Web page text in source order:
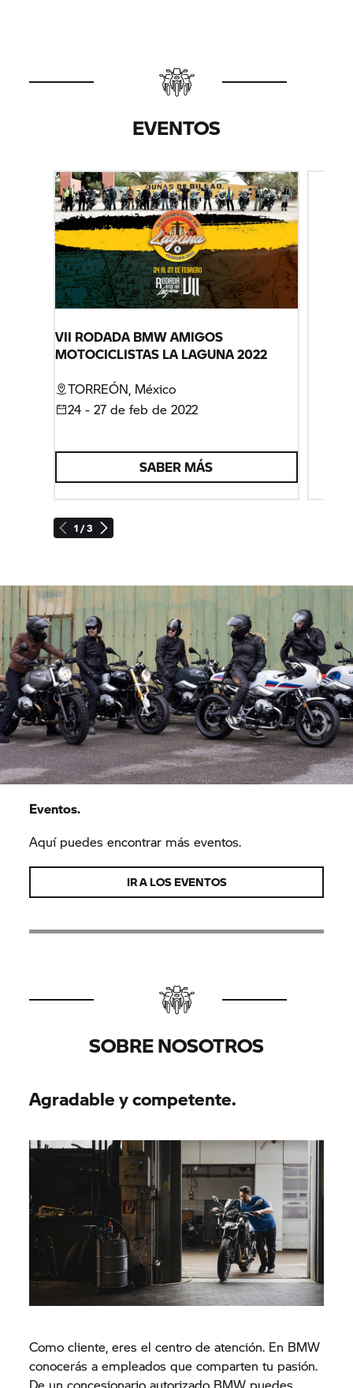
EVENTOS
1 / 3
VII RODADA BMW AMIGOS
MOTOCICLISTAS LA LAGUNA 2022
TORREÓN, México
24 - 27 de feb de 2022
SABER MÁS
Eventos.
Aquí puedes encontrar más eventos.
IR A LOS EVENTOS
SOBRE NOSOTROS
Agradable y competente.
Como cliente, eres el centro de atención. En BMW
conocerás a empleados que comparten tu pasión.
De un concesionario autorizado BMW puedes